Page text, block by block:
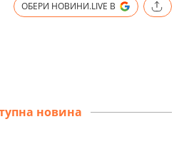
ОБЕРИ НОВИНИ.LIVE В
новина